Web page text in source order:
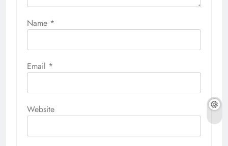
Name *
Email *
Website